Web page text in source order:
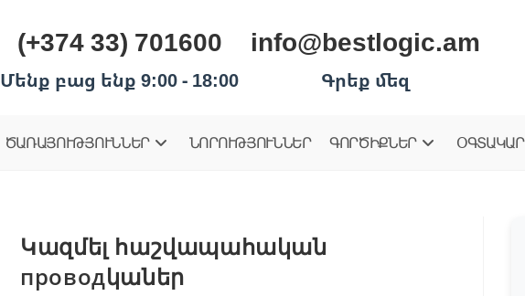
(+374 33) 701600
Մենք բաց ենք 9:00 - 18:00
info@bestlogic.am
Գրեք մեզ
ԾԱՌԱՅՈՒԹՅՈՒՆՆԵՐ ՆՈՐՈՒԹՅՈՒՆՆԵՐ ԳՈՐԾԻՔՆԵՐ ՕԳՏԱԿԱՐ
Կազմել հաշվապահական
проводկաներ